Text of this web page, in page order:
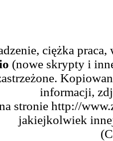
ciężka
(nowe skrypty i
informacji,
stronie http://
jakiejkolwiek